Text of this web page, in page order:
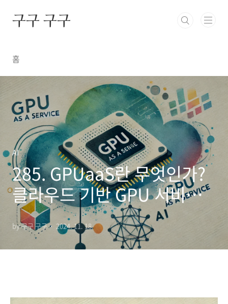
구구 구구
홈
AI
285. GPUaaS란 무엇인가?
클라우드 기반 GPU 서비스
의 장점과 활용 사례
by 구구 구구 2024. 11. 18.